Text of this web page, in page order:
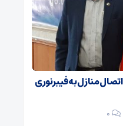
منازل به فیبرنوری
۰